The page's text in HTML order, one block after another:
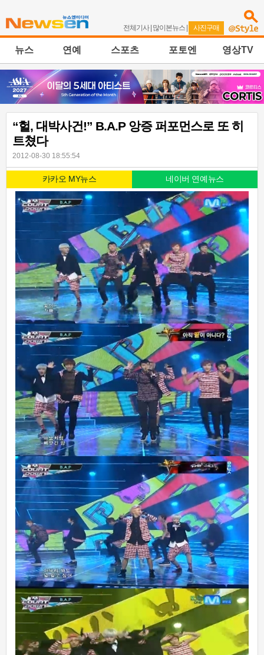
전체기사| 많이본뉴스 | 사진구매
뉴스 연예 스포츠 포토엔 영상TV
“헐, 대박사건!” B.A.P 앙증 퍼포먼스로 또 히
트쳤다
2012-08-30 18:55:54
카카오 MY뉴스 네이버 연예뉴스